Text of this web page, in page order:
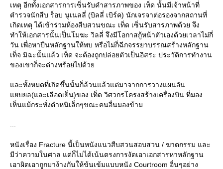
เหตุ อีกทั้งเอกสารการเซ็นรับคำสารภาพของ เท็ด นั้นมีเจ้าหน้าที่
ตำรวจนักสืบ ร็อบ นูเนลลี่ (บิลลี่ เบิร์ค) นักเจรจาต่อรองจากสถานที่
เกิดเหตุ ได้เข้าร่วมห้องสืบสวนขณะ เท็ด เซ็นรับสารภาพด้วย จึง
ทำให้เอกสารนั้นเป็นโมฆะ วิลลี่ จึงมีโอกาสกู้หน้าตัวเองด้วยเวลาไม่กี่
วัน เพื่อหาปืนหลักฐานให้พบ หรือไม่ก็ฉีกจรรยาบรรณสร้างหลักฐาน
เท็จ มิฉะนั้นแล้ว เท็ด จะต้องถูกปล่อยตัวเป็นอิสระ ประวัติการทำงาน
ของเขาก็จะด่างพร้อยไปด้ว
ละทั้งหมดที่เกิดขึ้นนั้นก็ล้วนแล้วแต่มาจากการวางแผนอัน
บยล(และเลือดเย็น)ของ เท็ด วิศวกรโครงสร้างเครื่องบิน ที่มอง
เห็นแม้กระทั่งตำหนิเล็กๆขณะคนอื่นมองข้าม
หนังเรื่อง Fracture นี้เป็นหนังแนวสืบสวนสอบสวน / ฆาตกรรม และ
มีว่าความในศาล แต่ก็ไม่ได้เน้นตรงการงัดเอาเอกสารหาหลักฐาน
เอาผิดเอาถูกมาง้างกันให้ข้นเข้มแบบหนัง Courtroom อื่นๆอย่าง